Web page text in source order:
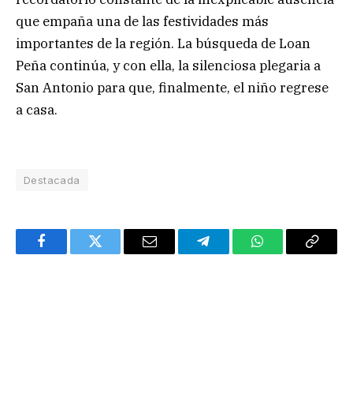
que empaña una de las festividades más
importantes de la región. La búsqueda de Loan
Peña continúa, y con ella, la silenciosa plegaria a
San Antonio para que, finalmente, el niño regrese
a casa.
Destacada
FacebookTwitter Email TelegramWhatsAppCopy